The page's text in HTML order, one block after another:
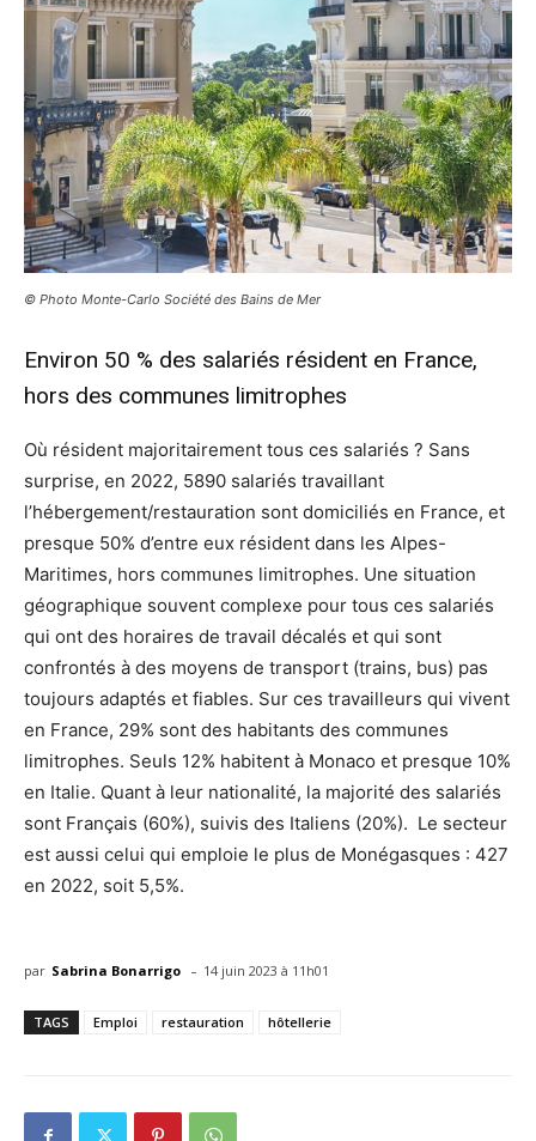
© Photo Monte-Carlo Société des Bains de Mer
Environ 50 % des salariés résident en France,
hors des communes limitrophes
Où résident majoritairement tous ces salariés ? Sans
surprise, en 2022, 5890 salariés travaillant
l’hébergement/restauration sont domiciliés en France, et
presque 50% d’entre eux résident dans les Alpes-
Maritimes, hors communes limitrophes. Une situation
géographique souvent complexe pour tous ces salariés
qui ont des horaires de travail décalés et qui sont
confrontés à des moyens de transport (trains, bus) pas
toujours adaptés et fiables. Sur ces travailleurs qui vivent
en France, 29% sont des habitants des communes
limitrophes. Seuls 12% habitent à Monaco et presque 10%
en Italie. Quant à leur nationalité, la majorité des salariés
sont Français (60%), suivis des Italiens (20%). Le secteur
est aussi celui qui emploie le plus de Monégasques : 427
en 2022, soit 5,5%.
par Sabrina Bonarrigo - 14 juin 2023 à 11h01
TAGS Emploi restauration hôtellerie